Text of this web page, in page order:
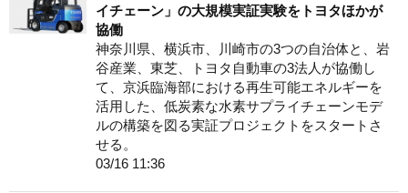
イチェーン」の大規模実証実験をトヨタほかが
協働
神奈川県、横浜市、川崎市の3つの自治体と、岩
谷産業、東芝、トヨタ自動車の3法人が協働し
て、京浜臨海部における再生可能エネルギーを
活用した、低炭素な水素サプライチェーンモデ
ルの構築を図る実証プロジェクトをスタートさ
せる。
03/16 11:36